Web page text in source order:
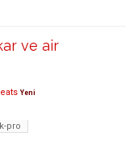
ve air
Yeni
pro